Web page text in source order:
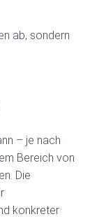
ab, sondern
– je nach
Bereich von
Die
konkreter